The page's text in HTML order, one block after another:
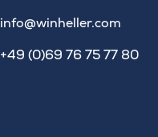
info@winheller.com
+49 (0)69 76 75 77 80